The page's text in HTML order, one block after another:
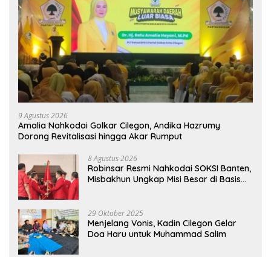
9 Agustus 2026
Amalia Nahkodai Golkar Cilegon, Andika Hazrumy
Dorong Revitalisasi hingga Akar Rumput
8 Agustus 2026
Robinsar Resmi Nahkodai SOKSI Banten,
Misbakhun Ungkap Misi Besar di Basis
29 Oktober 2025
Menjelang Vonis, Kadin Cilegon Gelar
Doa Haru untuk Muhammad Salim